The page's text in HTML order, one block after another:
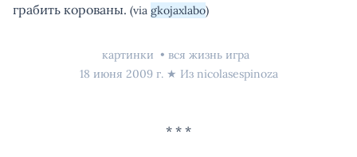
грабить корованы. (via gkojaxlabo)
картинки
вся жизнь игра
18 июня 2009 г. ★ Из nicolasespinoza